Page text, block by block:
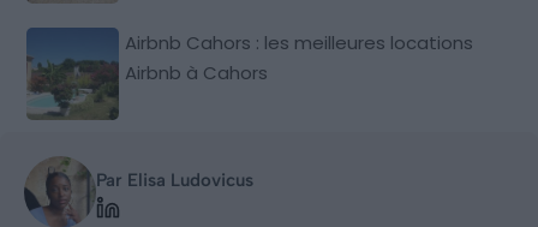
Airbnb Cahors : les meilleures locations
Airbnb à Cahors
Par Elisa Ludovicus